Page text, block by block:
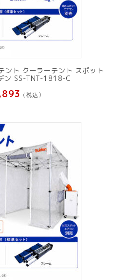
ント クーラーテント スポット
ン SS-TNT-1818-C
(税込）